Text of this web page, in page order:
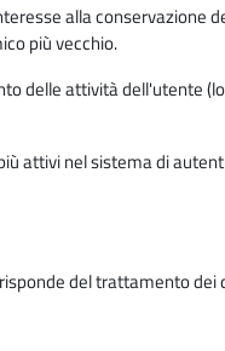
alla conservazione
più vecchio.
delle attività dell'utente
attivi nel sistema di
del trattamento